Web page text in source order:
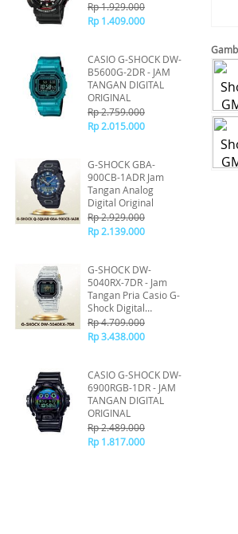
Rp 1.929.000
Rp 1.409.000
CASIO G-SHOCK DW-
B5600G-2DR - JAM
TANGAN DIGITAL
ORIGINAL
Rp 2.759.000
Rp 2.015.000
G-SHOCK GBA-
900CB-1ADR Jam
Tangan Analog
Digital Original
Rp 2.929.000
Rp 2.139.000
G-SHOCK DW-
5040RX-7DR - Jam
Tangan Pria Casio G-
Shock Digital
Original
Rp 4.709.000
Rp 3.438.000
CASIO G-SHOCK DW-
6900RGB-1DR - JAM
TANGAN DIGITAL
ORIGINAL
Rp 2.489.000
Rp 1.817.000